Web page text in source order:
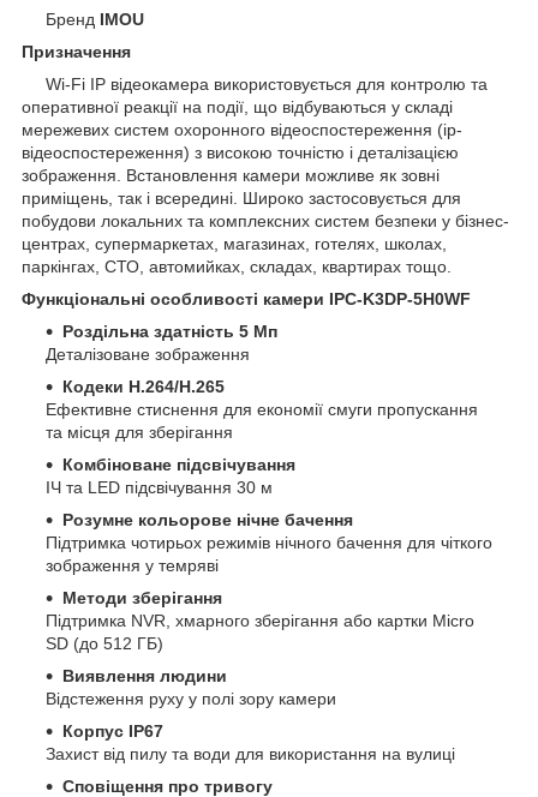
Бренд IMOU
Призначення
Wi-Fi IP відеокамера використовується для контролю та
оперативної реакції на події, що відбуваються у складі
мережевих систем охоронного відеоспостереження (ip-
відеоспостереження) з високою точністю і деталізацією
зображення. Встановлення камери можливе як зовні
приміщень, так і всередині. Широко застосовується для
побудови локальних та комплексних систем безпеки у бізнес-
центрах, супермаркетах, магазинах, готелях, школах,
паркінгах, СТО, автомийках, складах, квартирах тощо.
Функціональні особливості камери IPC-K3DP-5H0WF
Роздільна здатність 5 Мп
Деталізоване зображення
Кодеки H.264/H.265
Ефективне стиснення для економії смуги пропускання
та місця для зберігання
Комбіноване підсвічування
ІЧ та LED підсвічування 30 м
Розумне кольорове нічне бачення
Підтримка чотирьох режимів нічного бачення для чіткого
зображення у темряві
Методи зберігання
Підтримка NVR, хмарного зберігання або картки Micro
SD (до 512 ГБ)
Виявлення людини
Відстеження руху у полі зору камери
Корпус IP67
Захист від пилу та води для використання на вулиці
Сповіщення про тривогу